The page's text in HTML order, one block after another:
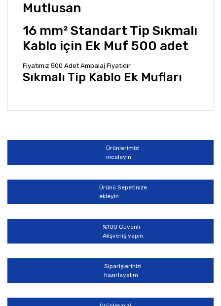
Mutlusan
16 mm² Standart Tip Sıkmalı
Kablo için Ek Muf 500 adet
Fiyatımız 500 Adet Ambalaj Fiyatıdır
Sıkmalı Tip Kablo Ek Mufları
Yorum Yaz
Bu ürünün fiyat bilgisi, resim, ürün açıklamalarında ve
Görüş ve önerileriniz için teşekkür ederiz.
Ürün resmi kalitesiz, bozuk veya görüntülenemiyor.
Ürün açıklamasında eksik bilgiler bulunuyor.
Ürün bilgilerinde hatalar bulunuyor.
Ürün fiyatı diğer sitelerden daha pahalı.
Bu ürüne benzer farklı alternatifler olmalı.
Gönder
Ürünlerimizi
inceleyin
Ürünü Sepetinize
ekleyin
%100 Güvenli
Alışveriş yapın
Siparişlerinizi
hazırlayalım